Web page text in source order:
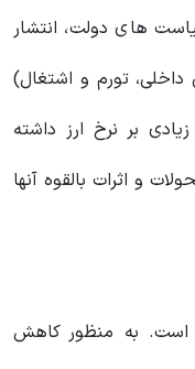
های دولت، انتشار
داخلی، تورم و اشتغال)
بر نرخ ارز داشته
و اثرات بالقوه آنها
است. به منظور کاهش